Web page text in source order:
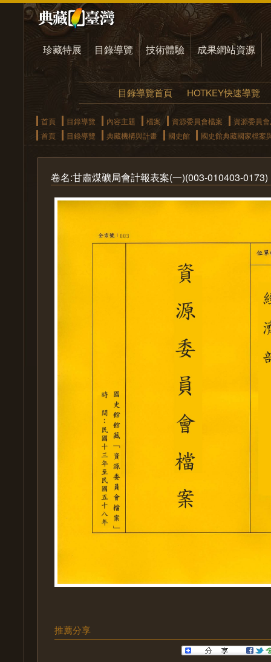
珍藏特展 目錄導覽 技術體驗 成果網站資源
目錄導覽首頁 HOTKEY快速導覽
首頁 目錄導覽 內容主題 檔案 資源委員會檔案
資源委員
首頁
目錄導覽 典藏機構與計畫 國史館 國史館典藏國家檔案
卷名:甘肅煤礦局會計報表案(一)(003-010403-0173)
推薦分享